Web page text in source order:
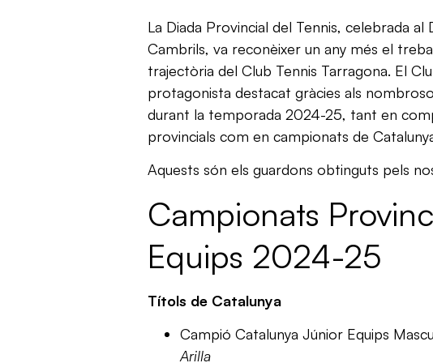
La Diada Provincial del Tennis, celebrada al
Cambrils, va reconèixer un any més el
trajectòria del Club Tennis Tarragona. El
protagonista destacat gràcies als
durant la temporada 2024-25, tant en
provincials com en campionats de
Aquests són els guardons obtinguts pels
Campionats
Equips 2024-25
Títols de Catalunya
Campió Catalunya Júnior Equips
Arilla